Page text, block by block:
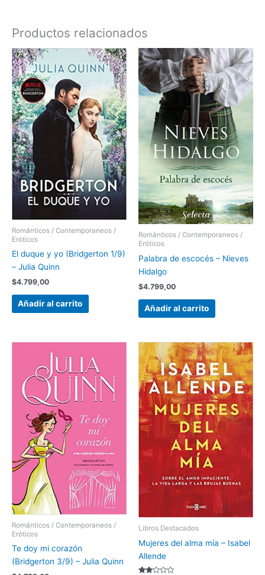
Productos relacionados
Románticos / Contemporaneos /
Eróticos
El duque y yo (Bridgerton 1/9)
– Julia Quinn
$4.799,00
Añadir al carrito
Románticos / Contemporaneos /
Eróticos
Palabra de escocés – Nieves
Hidalgo
$4.799,00
Añadir al carrito
Románticos / Contemporaneos /
Eróticos
Te doy mi corazón
(Bridgerton 3/9) – Julia Quinn
Libros Destacados
Mujeres del alma mía – Isabel
Allende